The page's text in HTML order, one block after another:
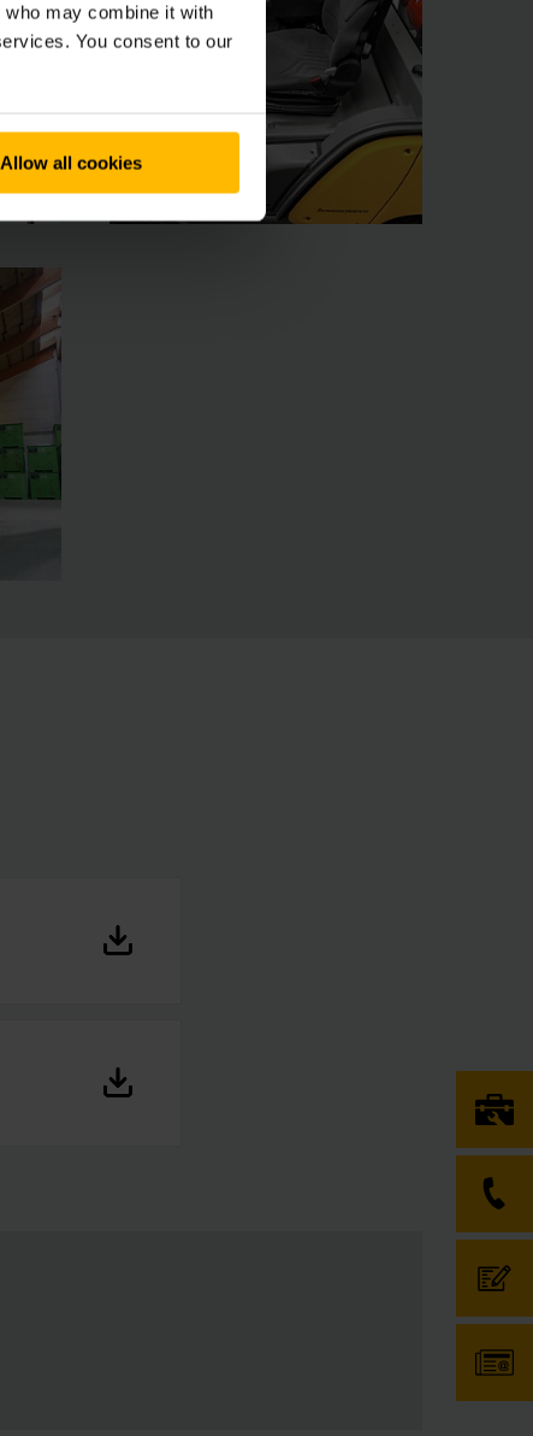
may combine it with
You consent to our
Allow all cookies